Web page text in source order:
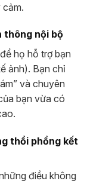
thông nội bộ
họ hỗ trợ bạn
ảnh). Bạn chỉ
và chuyên
bạn vừa có
thổi phồng kết
điều không